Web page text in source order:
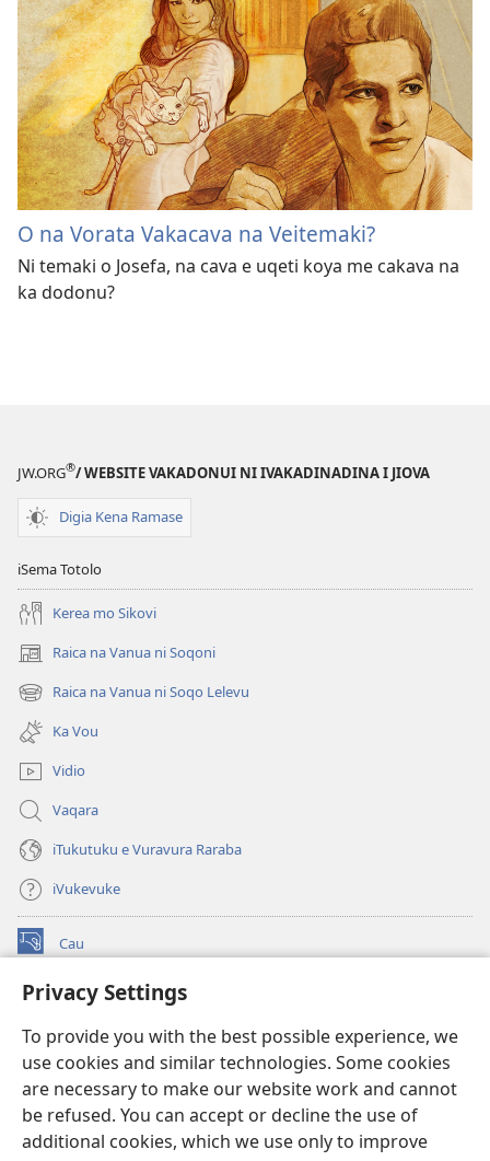
Privacy Settings
To provide you with the best possible experience, we
use cookies and similar technologies. Some cookies
are necessary to make our website work and cannot
be refused. You can accept or decline the use of
additional cookies, which we use only to improve
O na Vorata Vakacava na Veitemaki?
Ni temaki o Josefa, na cava e uqeti koya me cakava na
ka dodonu?
JW.ORG®/ WEBSITE VAKADONUI NI IVAKADINADINA I JIOVA
Digia Kena Ramase
iSema Totolo
Kerea mo Sikovi
Raica na Vanua ni Soqoni
(opens
new
window)
Raica na Vanua ni Soqo Lelevu
(opens
new
window)
Ka Vou
Vidio
Vaqara
iTukutuku e Vuravura Raraba
iVukevuke
Cau
(opens
window)Watchtower LAIBRI ENA INTERNET™
new
window)JW Hub ®
(opens
new
window)
®
Watchtower Library